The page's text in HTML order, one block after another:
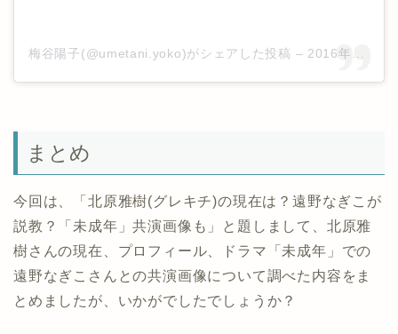
梅谷陽子(@umetani.yoko)がシェアした投稿 – 2016年11月月18日午後7時29分PST
まとめ
今回は、「北原雅樹(グレキチ)の現在は？遠野なぎこが
説教？「未成年」共演画像も」と題しまして、北原雅
樹さんの現在、プロフィール、ドラマ「未成年」での
遠野なぎこさんとの共演画像について調べた内容をま
とめましたが、いかがでしたでしょうか？